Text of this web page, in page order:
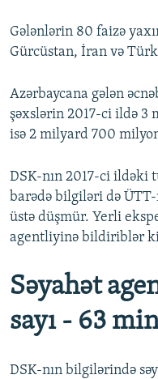
Gələnlərin 80 faizə
Gürcüstan, İran və
Azərbaycana gələn
şəxslərin 2017-ci ildə 3
isə 2 milyard 700
DSK-nın 2017-ci
barədə bilgiləri də
üstə düşmür. Yerli
agentliyinə bildiriblər
Səyahət
sayı - 63
DSK-nın bilgilərində